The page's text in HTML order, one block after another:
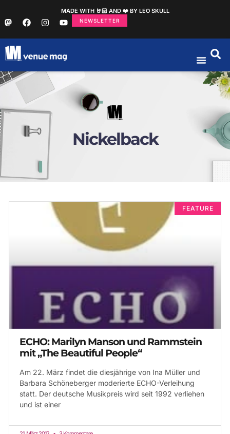
MADE WITH 🤘🏻 AND ❤️ BY LEO SKULL
NEWSLETTER
Nickelback
FEATURE
ECHO: Marilyn Manson und Rammstein
mit „The Beautiful People“
Am 22. März findet die diesjährige von Ina Müller und
Barbara Schöneberger moderierte ECHO-Verleihung
statt. Der deutsche Musikpreis wird seit 1992 verliehen
und ist einer